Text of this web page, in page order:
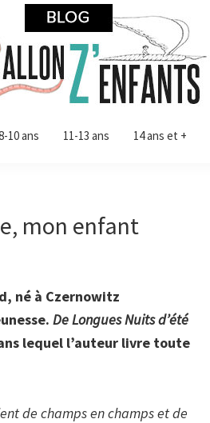
10 ans 11-13 ans 14 ans et +
mon enfant
né à Czernowitz
De Longues Nuits d’été
lequel l’auteur livre toute
de champs en champs et de